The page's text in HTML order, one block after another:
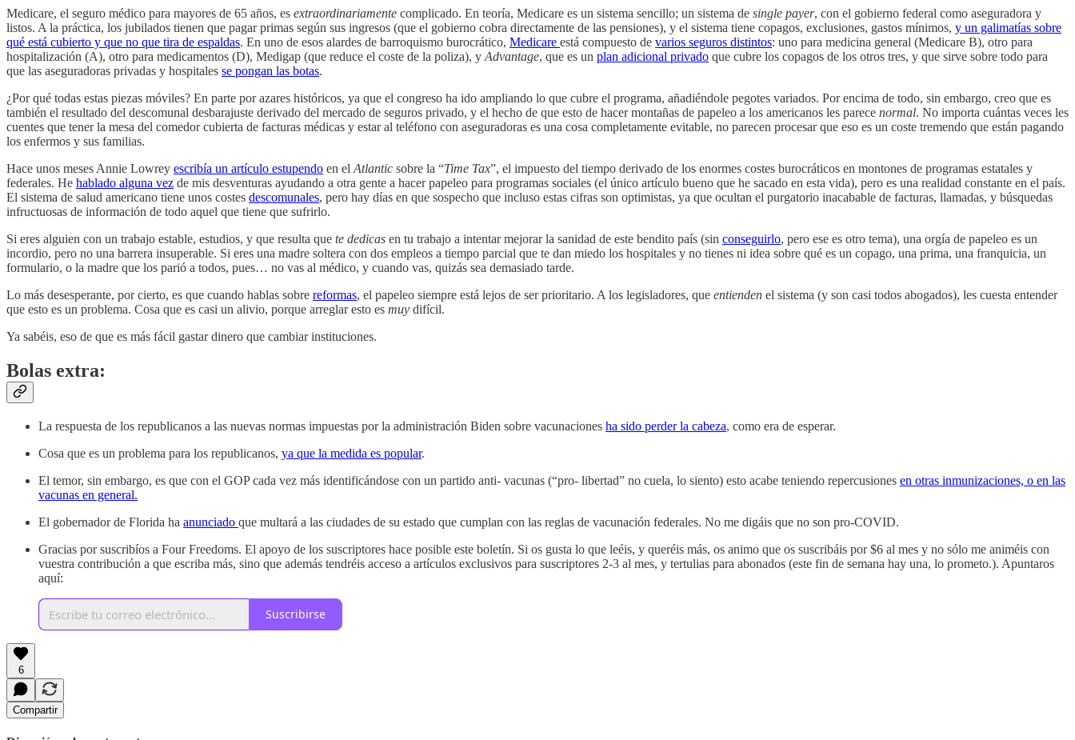
Medicare, el seguro médico para mayores de 65 años, es extraordinariamente complicado. En teoría, Medicare es un sistema sencillo; un sistema de single payer, con el gobierno federal como aseguradora y
listos. A la práctica, los jubilados tienen que pagar primas según sus ingresos (que el gobierno cobra directamente de las pensiones), y el sistema tiene copagos, exclusiones, gastos mínimos, y un galimatías sobre
qué está cubierto y que no que tira de espaldas. En uno de esos alardes de barroquismo burocrático, Medicare está compuesto de varios seguros distintos: uno para medicina general (Medicare B), otro para
hospitalización (A), otro para medicamentos (D), Medigap (que reduce el coste de la poliza), y Advantage, que es un plan adicional privado que cubre los copagos de los otros tres, y que sirve sobre todo para
que las aseguradoras privadas y hospitales se pongan las botas.
¿Por qué todas estas piezas móviles? En parte por azares históricos, ya que el congreso ha ido ampliando lo que cubre el programa, añadiéndole pegotes variados. Por encima de todo, sin embargo, creo que es
también el resultado del descomunal desbarajuste derivado del mercado de seguros privado, y el hecho de que esto de hacer montañas de papeleo a los americanos les parece normal. No importa cuántas veces les
cuentes que tener la mesa del comedor cubierta de facturas médicas y estar al teléfono con aseguradoras es una cosa completamente evitable, no parecen procesar que eso es un coste tremendo que están pagando
los enfermos y sus familias.
Hace unos meses Annie Lowrey escribía un artículo estupendo en el Atlantic sobre la “Time Tax”, el impuesto del tiempo derivado de los enormes costes burocráticos en montones de programas estatales y
federales. He hablado alguna vez de mis desventuras ayudando a otra gente a hacer papeleo para programas sociales (el único artículo bueno que he sacado en esta vida), pero es una realidad constante en el país.
El sistema de salud americano tiene unos costes descomunales, pero hay días en que sospecho que incluso estas cifras son optimistas, ya que ocultan el purgatorio inacabable de facturas, llamadas, y búsquedas
infructuosas de información de todo aquel que tiene que sufrirlo.
Si eres alguien con un trabajo estable, estudios, y que resulta que te dedicas en tu trabajo a intentar mejorar la sanidad de este bendito país (sin conseguirlo, pero ese es otro tema), una orgía de papeleo es un
incordio, pero no una barrera insuperable. Si eres una madre soltera con dos empleos a tiempo parcial que te dan miedo los hospitales y no tienes ni idea sobre qué es un copago, una prima, una franquicia, un
formulario, o la madre que los parió a todos, pues… no vas al médico, y cuando vas, quizás sea demasiado tarde.
Lo más desesperante, por cierto, es que cuando hablas sobre reformas, el papeleo siempre está lejos de ser prioritario. A los legisladores, que entienden el sistema (y son casi todos abogados), les cuesta entender
que esto es un problema. Cosa que es casi un alivio, porque arreglar esto es muy difícil.
Ya sabéis, eso de que es más fácil gastar dinero que cambiar instituciones.
Bolas extra:
La respuesta de los republicanos a las nuevas normas impuestas por la administración Biden sobre vacunaciones ha sido perder la cabeza, como era de esperar.
Cosa que es un problema para los republicanos, ya que la medida es popular.
El temor, sin embargo, es que con el GOP cada vez más identificándose con un partido anti- vacunas (“pro- libertad” no cuela, lo siento) esto acabe teniendo repercusiones en otras inmunizaciones, o en las
vacunas en general.
El gobernador de Florida ha anunciado que multará a las ciudades de su estado que cumplan con las reglas de vacunación federales. No me digáis que no son pro-COVID.
Gracias por suscribíos a Four Freedoms. El apoyo de los suscriptores hace posible este boletín. Si os gusta lo que leéis, y queréis más, os animo que os suscribáis por $6 al mes y no sólo me animéis con
vuestra contribución a que escriba más, sino que además tendréis acceso a artículos exclusivos para suscriptores 2-3 al mes, y tertulias para abonados (este fin de semana hay una, lo prometo.). Apuntaros
aquí:
Suscribirse
6
Compartir